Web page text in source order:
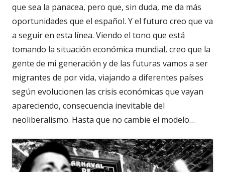
que sea la panacea, pero que, sin duda, me da más
oportunidades que el español. Y el futuro creo que va
a seguir en esta línea. Viendo el tono que está
tomando la situación económica mundial, creo que la
gente de mi generación y de las futuras vamos a ser
migrantes de por vida, viajando a diferentes países
según evolucionen las crisis económicas que vayan
apareciendo, consecuencia inevitable del
neoliberalismo. Hasta que no cambie el modelo…